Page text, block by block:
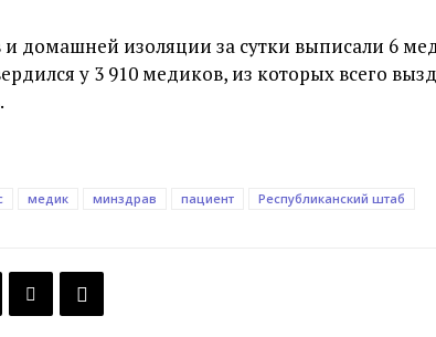
домашней изоляции за сутки выписали 6
у 3 910 медиков, из которых всего
медик минздрав пациент Республиканский штаб